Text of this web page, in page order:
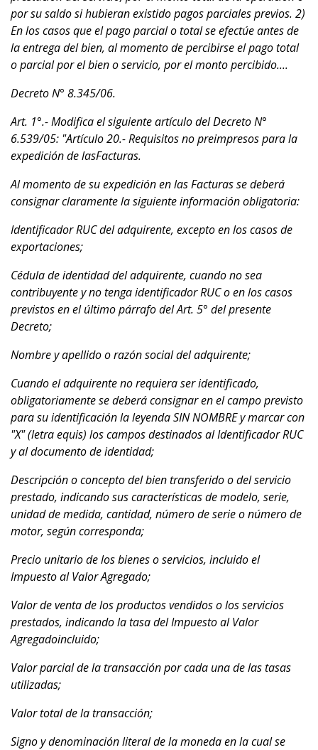
por su saldo si hubieran existido pagos parciales previos. 2)
En los casos que el pago parcial o total se efectúe antes de
la entrega del bien, al momento de percibirse el pago total
o parcial por el bien o servicio, por el monto percibido....
Decreto N° 8.345/06.
Art. 1°.- Modifica el siguiente artículo del Decreto N°
6.539/05: "Artículo 20.- Requisitos no preimpresos para la
expedición de lasFacturas.
Al momento de su expedición en las Facturas se deberá
consignar claramente la siguiente información obligatoria:
Identificador RUC del adquirente, excepto en los casos de
exportaciones;
Cédula de identidad del adquirente, cuando no sea
contribuyente y no tenga identificador RUC o en los casos
previstos en el último párrafo del Art. 5° del presente
Decreto;
Nombre y apellido o razón social del adquirente;
Cuando el adquirente no requiera ser identificado,
obligatoriamente se deberá consignar en el campo previsto
para su identificación la leyenda SIN NOMBRE y marcar con
"X" (letra equis) los campos destinados al Identificador RUC
y al documento de identidad;
Descripción o concepto del bien transferido o del servicio
prestado, indicando sus características de modelo, serie,
unidad de medida, cantidad, número de serie o número de
motor, según corresponda;
Precio unitario de los bienes o servicios, incluido el
Impuesto al Valor Agregado;
Valor de venta de los productos vendidos o los servicios
prestados, indicando la tasa del Impuesto al Valor
Agregadoincluido;
Valor parcial de la transacción por cada una de las tasas
utilizadas;
Valor total de la transacción;
Signo y denominación literal de la moneda en la cual se